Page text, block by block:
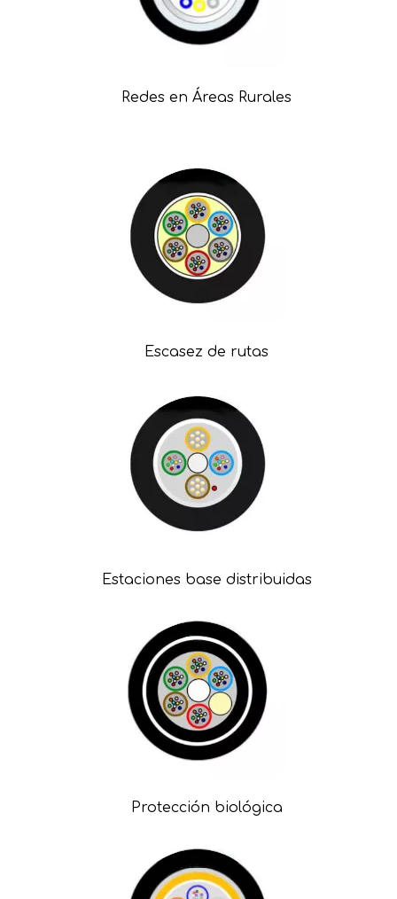
Redes en Áreas Rurales
Escasez de rutas
Estaciones base distribuidas
Protección biológica